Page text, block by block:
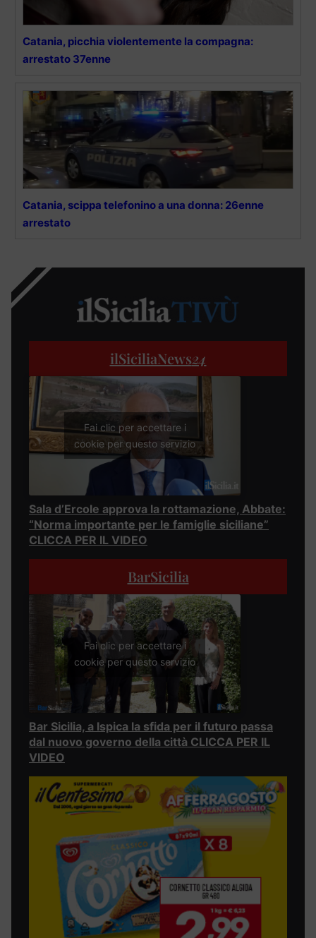
Catania, picchia violentemente la compagna:
arrestato 37enne
Catania, scippa telefonino a una donna: 26enne
arrestato
ilSiciliaNews24
Fai clic per accettare i
cookie per questo servizio
Sala d’Ercole approva la rottamazione, Abbate:
“Norma importante per le famiglie siciliane”
CLICCA PER IL VIDEO
BarSicilia
Fai clic per accettare i
cookie per questo servizio
Bar Sicilia, a Ispica la sfida per il futuro passa
dal nuovo governo della città CLICCA PER IL
VIDEO